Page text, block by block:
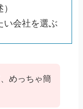
い会社を選ぶ
めっちゃ簡